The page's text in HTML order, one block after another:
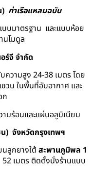
ท่าเรือแหลมฉบับ
บมาตรฐาน และแบบห้อย
นโมดูล
ร์จี จำกัด
วามสูง 24-38 เมตร โดย
วน ในพื้นที่อับอากาศ และ
ก
มร้อนและแผ่นอลูมิเนียม
) จังหวัดกรุงเทพฯ
ลูกยางใต้ สะพานภูมิพล 1
เมตร ติดตั้งนั่งร้านแบบ